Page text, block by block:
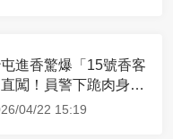
進香驚爆「15號香客
闖！員警下跪肉身擋
行人先過
04/22 15:19